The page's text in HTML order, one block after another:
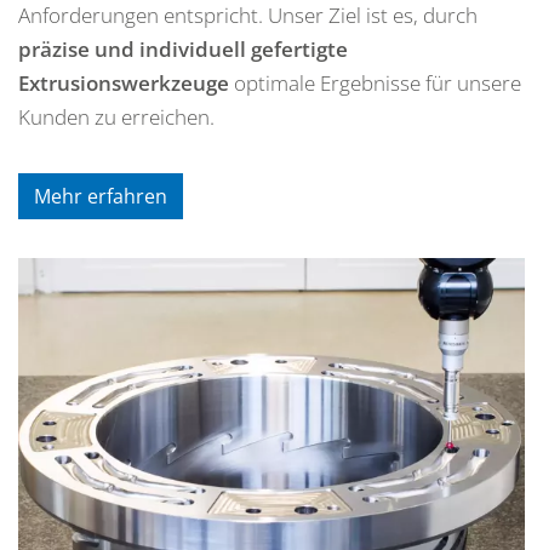
Anforderungen entspricht. Unser Ziel ist es, durch
präzise und individuell gefertigte
Extrusionswerkzeuge optimale Ergebnisse für unsere
Kunden zu erreichen.
Mehr erfahren